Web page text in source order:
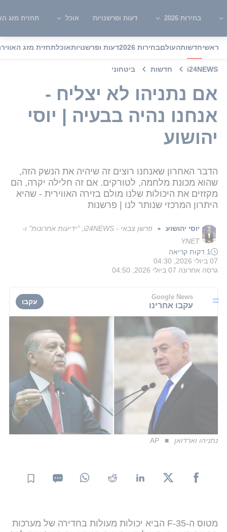
בחירות 2026 דעות ופרשנויות אוכל תחזית מזג
ראשיחדשותהעולםבחירות 2026 דעות ופרשנויותאוכלתחזית מזג האוויר
i24NEWS חדשות ביטחוני
אם נתניהו לא יצליח -
אנחנו נהיה בבעיה | יוסי
יהושוע
הדבר האחרון שאנחנו רוצים זה שיהיה את הנשק הזה,
שהוא מכונת מלחמה, לטורקים. אם זה חלילה יקרה, הם
מקזזים את היכולות שלנו מולם בזירה האווירית - שהיא
היתרון המרכזי שנותר לנו | פרשנות
יוסי יהושוע ■
פרשן צבאי - i24NEWS, "ידיעות אחרונות" ו-
YNET
1 דקות קריאה
07 ביולי 2026, 04:30
גרסה אחרונה 07 ביולי 2026, 04:50
Google News
עקבו אחרינו עקבו
נתניהו וארדואן AP
מטוס ה-F-35 הביא יכולות מעולות בחדירה של מערכות